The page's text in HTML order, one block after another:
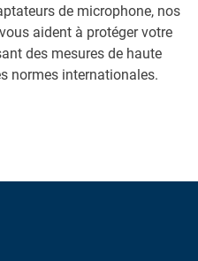
de microphone, nos
aident à protéger votre
des mesures de haute
normes internationales.